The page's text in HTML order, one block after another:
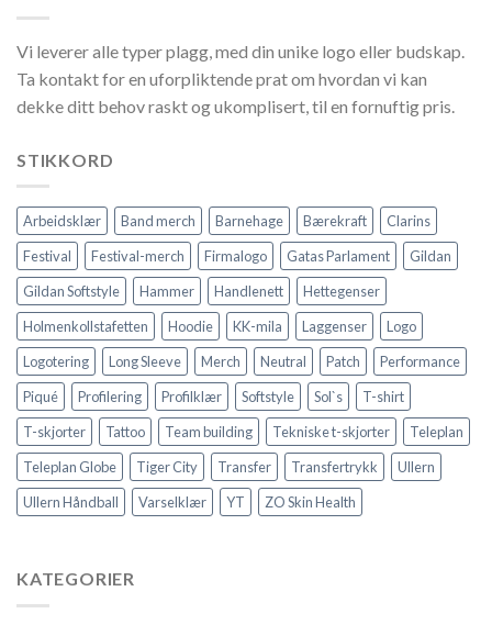
Vi leverer alle typer plagg, med din unike logo eller budskap.
Ta kontakt for en uforpliktende prat om hvordan vi kan
dekke ditt behov raskt og ukomplisert, til en fornuftig pris.
STIKKORD
Arbeidsklær Band merch Barnehage Bærekraft
Clarins
Festival
Festival-merch Firmalogo Gatas Parlament
Gildan
Gildan Softstyle
Hammer Handlenett
Hettegenser
Holmenkollstafetten
Hoodie KK-mila Laggenser
Logo
Logotering
Long Sleeve Merch Neutral Patch
Performance
Piqué
Profilering Profilklær Softstyle Sol`s
T-shirt
T-skjorter
Tattoo Team building Tekniske t-skjorter
Teleplan
Teleplan Globe
Tiger City Transfer Transfertrykk
Ullern
Ullern Håndball
Varselklær YT ZO Skin Health
KATEGORIER